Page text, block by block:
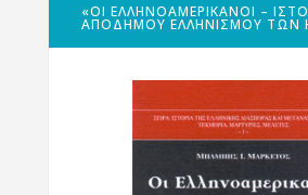
«ΟΙ ΕΛΛΗΝΟΑΜΕΡΙΚΑΝΟΊ –
ΑΠΌΔΗΜΟΥ ΕΛΛΗΝΙΣΜΟΎ ΤΩΝ